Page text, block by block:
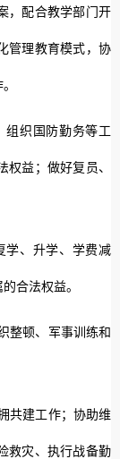
，配合教学部门开
管理教育模式，协
组织国防勤务等工
益；做好复员、
学、升学、学费减
合法权益。
整顿、军事训练和
共建工作；协助维
救灾、执行战备勤